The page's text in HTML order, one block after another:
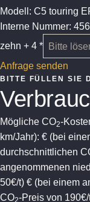
Modell: C5 touring
Interne Nummer:
zehn + 4 *
Anfrage senden
BITTE FÜLLEN SIE
Mögliche CO2-
km/Jahr): € (bei
durchschnittlichen
angenommenen
50€/t) € (bei einem
CO2-Preis von 190€/